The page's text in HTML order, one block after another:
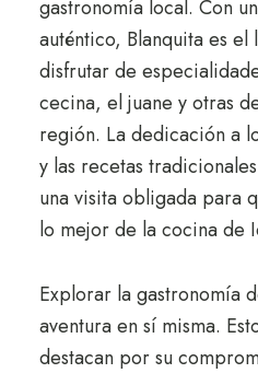
gastronomía local. Con
auténtico, Blanquita es
disfrutar de
cecina, el juane y otras
región. La dedicación a
y las recetas
una visita obligada para
lo mejor de la cocina de
Explorar la gastronomía
aventura en sí misma.
destacan por su